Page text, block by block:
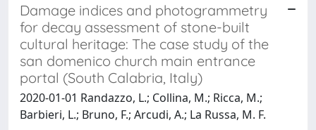
Damage indices and photogrammetry
for decay assessment of stone-built
cultural heritage: The case study of the
san domenico church main entrance
portal (South Calabria, Italy)
2020-01-01 Randazzo, L.; Collina, M.; Ricca, M.;
Barbieri, L.; Bruno, F.; Arcudi, A.; La Russa, M. F.